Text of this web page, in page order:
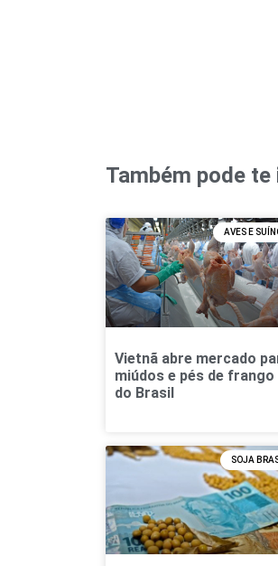
Também pode
AVES E
Vietnã abre mercado
miúdos e pés de frango
do Brasil
SOJA